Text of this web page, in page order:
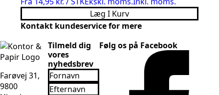
Læg I Kurv
Kontakt kundeservice for mere
Farøvej 31,
9800
Tilmeld dig
vores
nyhedsbrev
Fornavn
*
Efternavn
Følg os på Facebook